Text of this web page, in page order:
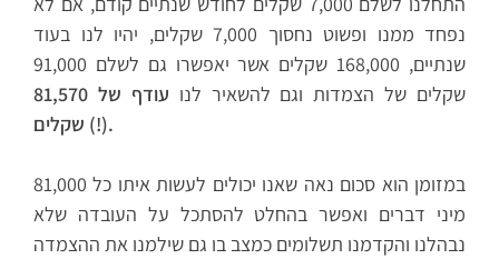
נפחד ממנו ופשוט נחסוך 7,000 שקלים, יהיו לנו בעוד
שנתיים, 168,000 שקלים אשר יאפשרו גם לשלם 91,000
שקלים של הצמדות וגם להשאיר לנו
עודף של 81,570
שקלים (!).
81,000 במזומן הוא סכום נאה שאנו יכולים לעשות איתו כל
מיני דברים ואפשר בהחלט להסתכל על העובדה שלא
נבהלנו והקדמנו תשלומים כמצב בו גם שילמנו את ההצמדה